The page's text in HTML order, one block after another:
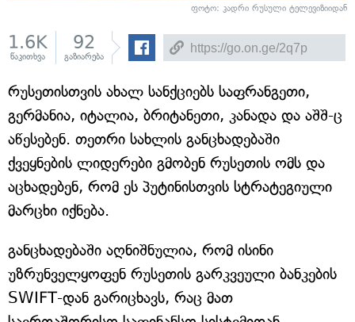
ფოტო: კადრი რუსული ტელევიზიიდან
1.6K
წაკითხვა
92
გაზიარება
რუსეთისთვის ახალ სანქციებს საფრანგეთი,
გერმანია, იტალია, ბრიტანეთი, კანადა და აშშ-ც
აწესებენ. თეთრი სახლის განცხადებაში
ქვეყნების ლიდერები გმობენ რუსეთის ომს და
აცხადებენ, რომ ეს პუტინისთვის სტრატეგიული
მარცხი იქნება.
განცხადებაში აღნიშნულია, რომ ისინი
უზრუნველყოფენ რუსეთის გარკვეული ბანკების
SWIFT-დან გარიცხავს, რაც მათ